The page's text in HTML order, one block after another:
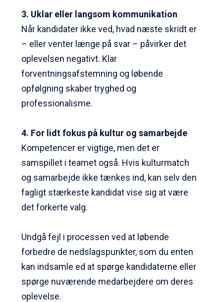
3. Uklar eller langsom kommunikation
Når kandidater ikke ved, hvad næste skridt er
– eller venter længe på svar – påvirker det
oplevelsen negativt. Klar
forventningsafstemning og løbende
opfølgning skaber tryghed og
professionalisme.
4. For lidt fokus på kultur og samarbejde
Kompetencer er vigtige, men det er
samspillet i teamet også. Hvis kulturmatch
og samarbejde ikke tænkes ind, kan selv den
fagligt stærkeste kandidat vise sig at være
det forkerte valg.
Undgå fejl i processen ved at løbende
forbedre de nedslagspunkter, som du enten
kan indsamle ed at spørge kandidaterne eller
spørge nuværende medarbejdere om deres
oplevelse.